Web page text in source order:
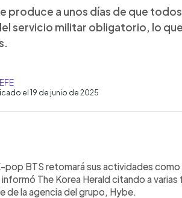
produce a unos días de que
servicio militar obligatorio, lo
EFE
el 19 de junio de 2025
Escuchar artículo
pop BTS retomará sus actividades
The Korea Herald citando a
de la agencia del grupo, Hybe.